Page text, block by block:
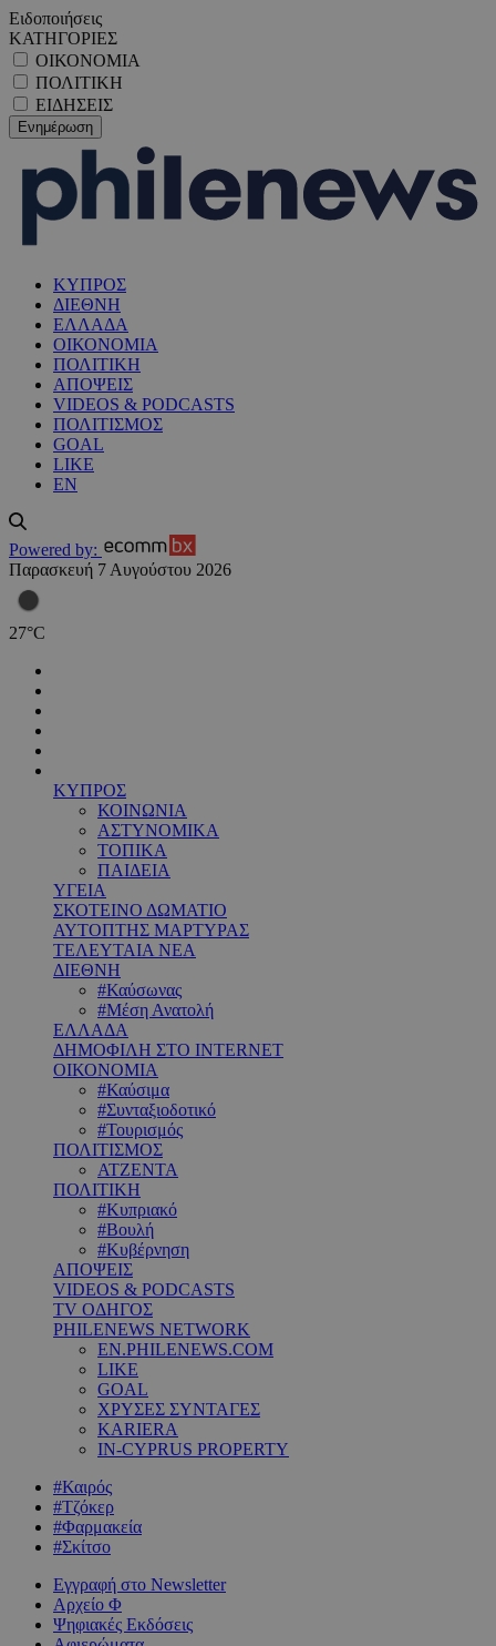
Ειδοποιήσεις
ΚΑΤΗΓΟΡΙΕΣ
ΟΙΚΟΝΟΜΙΑ
ΠΟΛΙΤΙΚΗ
ΕΙΔΗΣΕΙΣ
ΚΥΠΡΟΣ
ΔΙΕΘΝΗ
ΕΛΛΑΔΑ
ΟΙΚΟΝΟΜΙΑ
ΠΟΛΙΤΙΚΗ
ΑΠΟΨΕΙΣ
VIDEOS & PODCASTS
ΠΟΛΙΤΙΣΜΟΣ
GOAL
LIKE
EN
Powered by:
Παρασκευή 7 Αυγούστου 2026
27°C
ΚΥΠΡΟΣ
ΚΟΙΝΩΝΙΑ
ΑΣΤΥΝΟΜΙΚΑ
ΤΟΠΙΚΑ
ΠΑΙΔΕΙΑ
ΥΓΕΙΑ
ΣΚΟΤΕΙΝΟ ΔΩΜΑΤΙΟ
ΑΥΤΟΠΤΗΣ ΜΑΡΤΥΡΑΣ
ΤΕΛΕΥΤΑΙΑ ΝΕΑ
ΔΙΕΘΝΗ
#Καύσωνας
#Μέση Ανατολή
ΕΛΛΑΔΑ
ΔΗΜΟΦΙΛΗ ΣΤΟ INTERNET
ΟΙΚΟΝΟΜΙΑ
#Καύσιμα
#Συνταξιοδοτικό
#Τουρισμός
ΠΟΛΙΤΙΣΜΟΣ
ΑΤΖΕΝΤΑ
ΠΟΛΙΤΙΚΗ
#Κυπριακό
#Βουλή
#Κυβέρνηση
ΑΠΟΨΕΙΣ
VIDEOS & PODCASTS
TV ΟΔΗΓΟΣ
PHILENEWS NETWORK
EN.PHILENEWS.COM
LIKE
GOAL
ΧΡΥΣΕΣ ΣΥΝΤΑΓΕΣ
KARIERA
IN-CYPRUS PROPERTY
#Καιρός
#Τζόκερ
#Φαρμακεία
#Σκίτσο
Εγγραφή στο Newsletter
Αρχείο Φ
Ψηφιακές Εκδόσεις